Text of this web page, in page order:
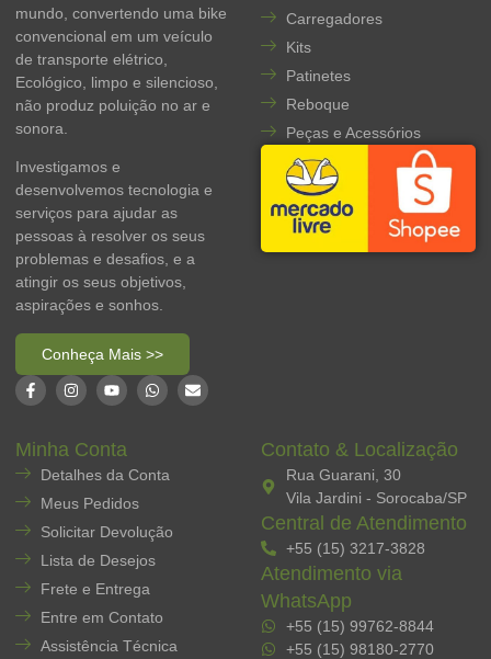
mundo, convertendo uma bike
convencional em um veículo
de transporte elétrico,
Ecológico, limpo e silencioso,
não produz poluição no ar e
sonora.
Investigamos e
desenvolvemos tecnologia e
serviços para ajudar as
pessoas à resolver os seus
problemas e desafios, e a
atingir os seus objetivos,
aspirações e sonhos.
Conheça Mais >>
Carregadores
Kits
Patinetes
Reboque
Peças e Acessórios
Minha Conta
Detalhes da Conta
Meus Pedidos
Solicitar Devolução
Lista de Desejos
Frete e Entrega
Entre em Contato
Assistência Técnica
Contato & Localização
Rua Guarani, 30
Vila Jardini - Sorocaba/SP
Central de Atendimento
+55 (15) 3217-3828
Atendimento via
WhatsApp
+55 (15) 99762-8844
+55 (15) 98180-2770